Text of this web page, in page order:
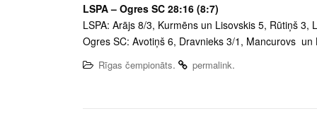
LSPA – Ogres SC 28:16 (8:7)
LSPA: Arājs 8/3, Kurmēns un Lisovskis 5, Rūtiņš
Ogres SC: Avotiņš 6, Dravnieks 3/1, Mancurovs
Rīgas čempionāts. permalink.